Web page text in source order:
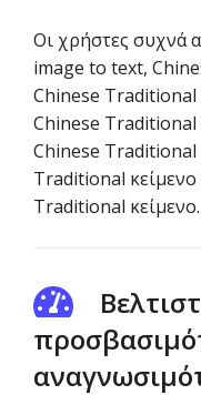
Οι χρήστες συχνά
image to text,
Chinese Traditional
Chinese Traditional
Chinese Traditional
Traditional
Traditional κείμενο.